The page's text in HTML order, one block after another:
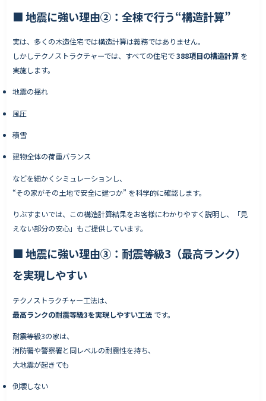
■地震に強い理由②：全棟で行う“構造計算”
実は、多くの木造住宅では構造計算は義務ではありません。
しかしテクノストラクチャーでは、すべての住宅で388項目の構造計算 を
実施します。
地震の揺れ
風圧
積雪
建物全体の荷重バランス
などを細かくシミュレーションし、
“その家がその土地で安全に建つか” を科学的に確認します。
りぶすまいでは、この構造計算結果をお客様にわかりやすく説明し、「見
えない部分の安心」もご提供しています。
■地震に強い理由③：耐震等級3（最高ランク）
を実現しやすい
テクノストラクチャー工法は、
最高ランクの耐震等級3を実現しやすい工法 です。
耐震等級3の家は、
消防署や警察署と同レベルの耐震性を持ち、
大地震が起きても
倒壊しない